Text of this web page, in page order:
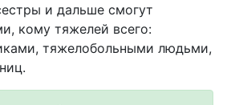
и дальше смогут
кому тяжелей всего:
тяжелобольными людьми,